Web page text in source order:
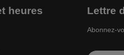
heures
Lettre
Abonnez-